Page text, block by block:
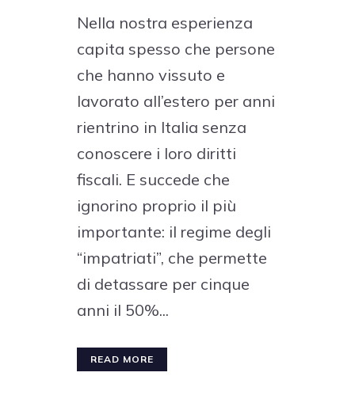
Nella nostra esperienza
capita spesso che persone
che hanno vissuto e
lavorato all’estero per anni
rientrino in Italia senza
conoscere i loro diritti
fiscali. E succede che
ignorino proprio il più
importante: il regime degli
“impatriati”, che permette
di detassare per cinque
anni il 50%...
READ MORE